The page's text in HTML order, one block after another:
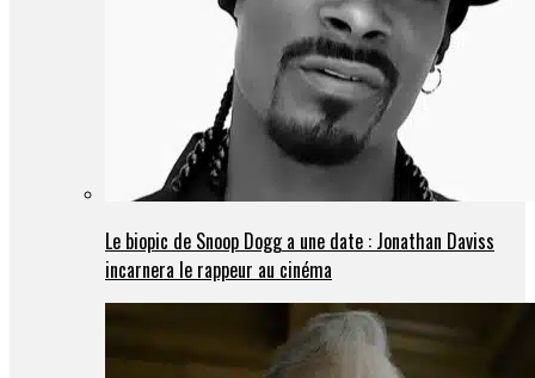
Le biopic de Snoop Dogg a une date : Jonathan Daviss
incarnera le rappeur au cinéma